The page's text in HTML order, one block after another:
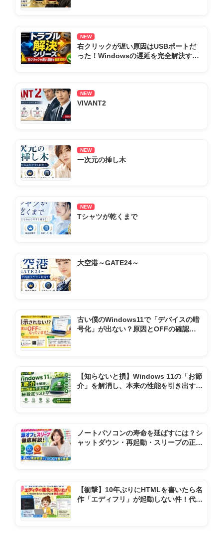
NEW
右クリックが遅い原因はUSBポートだ
った！Windowsの遅延を完全解決する
NEW
VIVANT2
NEW
一次元の挿し木
NEW
Tシャツが乾くまで
大空港～GATE24～
古い僕のWindows11で「デバイスの暗
号化」が出ない？原因とOFFの確認方
【知らないと損】Windows 11の「お節
介」を解消し、本来の性能を引き出す極
ノートパソコンの寿命を延ばすには？シ
ャットダウン・再起動・スリープの正し
【衝撃】10年ぶりにHTMLを書いたら名
作「エディフリ」が起動しない件！代わ